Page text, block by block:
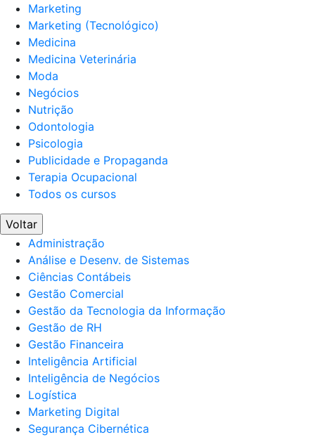
Marketing
Marketing (Tecnológico)
Medicina
Medicina Veterinária
Moda
Negócios
Nutrição
Odontologia
Psicologia
Publicidade e Propaganda
Terapia Ocupacional
Todos os cursos
Voltar
Administração
Análise e Desenv. de Sistemas
Ciências Contábeis
Gestão Comercial
Gestão da Tecnologia da Informação
Gestão de RH
Gestão Financeira
Inteligência Artificial
Inteligência de Negócios
Logística
Marketing Digital
Segurança Cibernética